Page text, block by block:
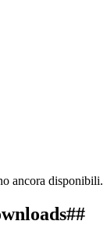
ancora disponibili.